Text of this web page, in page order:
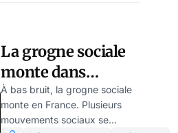
La grogne sociale
monte dans
l’indifférence de la
presse
À bas bruit, la grogne sociale
monte en France. Plusieurs
mouvements sociaux se